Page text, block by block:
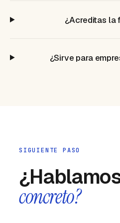
¿Acreditas la
¿Sirve para
SIGUIENTE PASO
concreto?